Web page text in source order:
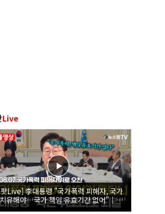
Live
Live] 李대통령 "국가폭력 피해자, 국가
유해야…국가 책임 유효기간 없어"｜
국가폭력 피해자 위로 오찬